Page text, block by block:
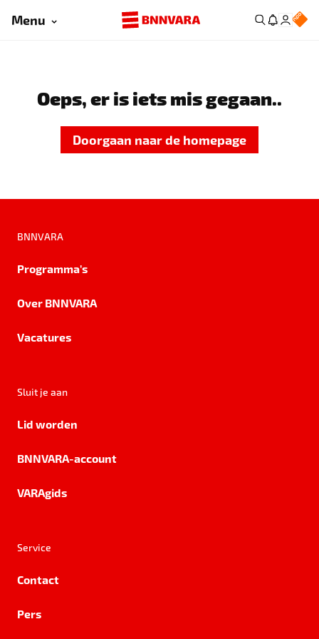
Menu
Oeps, er is iets mis gegaan..
Doorgaan naar de homepage
BNNVARA
Programma's
Over BNNVARA
Vacatures
Sluit je aan
Lid worden
BNNVARA-account
VARAgids
Service
Contact
Pers